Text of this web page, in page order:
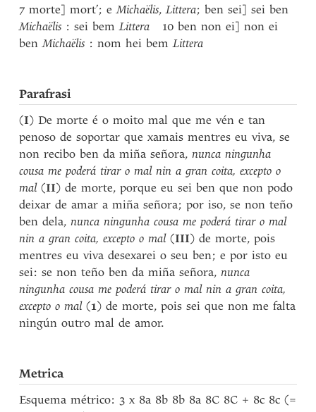
7 morte] mort’; eMichaëlis,Littera; ben sei] sei ben
Michaëlis : sei bemLittera 10 ben non ei] non ei
benMichaëlis : nom hei bemLittera
Parafrasi
(I) De morte é o moito mal que me vén e tan
penoso de soportar que xamais mentres eu viva, se
non recibo ben da miña señora,nunca ningunha
cousa me poderá tirar o mal nin a gran coita, excepto o
mal(II) de morte, porque eu sei ben que non podo
deixar de amar a miña señora; por iso, se non teño
ben dela,nunca ningunha cousa me poderá tirar o mal
nin a gran coita, excepto o mal(III) de morte, pois
mentres eu viva desexarei o seu ben; e por isto eu
sei: se non teño ben da miña señora,nunca
ningunha cousa me poderá tirar o mal nin a gran coita,
excepto o mal(1) de morte, pois sei que non me falta
ningún outro mal de amor.
Metrica
Esquema métrico: 3 x 8a 8b 8b 8a 8C 8C + 8c 8c (=